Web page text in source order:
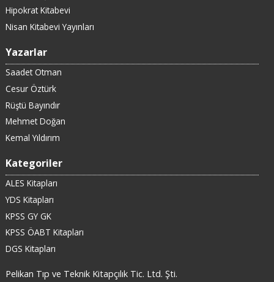
Hipokrat Kitabevi
Nisan Kitabevi Yayınları
Yazarlar
Saadet Otman
Cesur Öztürk
Rüştü Bayındır
Mehmet Doğan
Kemal Yıldırım
Kategoriler
ALES Kitapları
YDS Kitapları
KPSS GY GK
KPSS ÖABT Kitapları
DGS Kitapları
Pelikan Tıp ve Teknik Kitapçılık Tic. Ltd. Şti.